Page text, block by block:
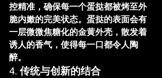
控精准，确保每一个蛋挞都被烤至外
脆内嫩的完美状态。蛋挞的表面会有
一层微微焦糖化的金黄外壳，散发着
诱人的香气，使得每一口都令人陶
醉。
4. 传统与创新的结合